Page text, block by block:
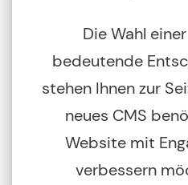
Die Wahl
bedeutende
stehen Ihnen zur
neues CMS
Website mit
verbessern